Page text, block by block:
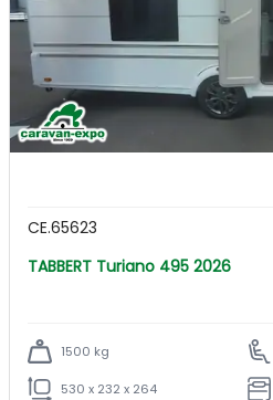
CE.65623
TABBERT Turiano 495 2026
1500 kg
530 x 232 x 264